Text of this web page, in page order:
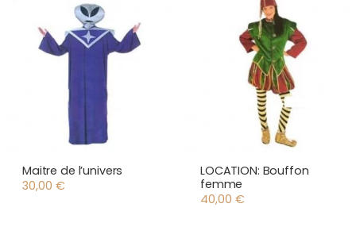
Maitre de l’univers
30,00 €
LOCATION: Bouffon
femme
40,00 €